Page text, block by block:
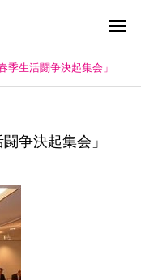
季生活闘争決起集会」
争決起集会」